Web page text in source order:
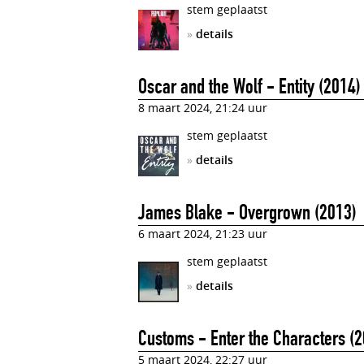
stem geplaatst
» details
Oscar and the Wolf - Entity (2014)
8 maart 2024, 21:24 uur
stem geplaatst
» details
James Blake - Overgrown (2013)
6 maart 2024, 21:23 uur
stem geplaatst
» details
Customs - Enter the Characters
5 maart 2024, 22:27 uur